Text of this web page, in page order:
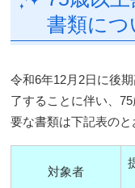
書類につ
令和6年12月2日に後
了することに伴い、
要な書類は下記表のと
対象者